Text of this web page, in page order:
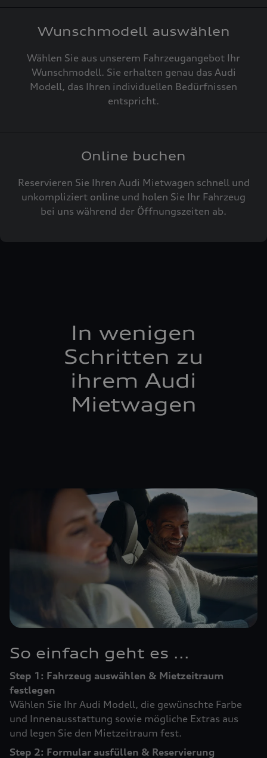
Wunschmodell auswählen
Wählen Sie aus unserem Fahrzeugangebot Ihr
Wunschmodell. Sie erhalten genau das Audi
Modell, das Ihren individuellen Bedürfnissen
entspricht.
Online buchen
Reservieren Sie Ihren Audi Mietwagen schnell und
unkompliziert online und holen Sie Ihr Fahrzeug
bei uns während der Öffnungszeiten ab.
In wenigen
Schritten zu
ihrem Audi
Mietwagen
So einfach geht es ...
Step 1: Fahrzeug auswählen & Mietzeitraum
festlegen
Wählen Sie Ihr Audi Modell, die gewünschte Farbe
und Innenausstattung sowie mögliche Extras aus
und legen Sie den Mietzeitraum fest.
Step 2: Formular ausfüllen & Reservierung